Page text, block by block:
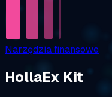
Narzędzia finansowe
HollaEx Kit